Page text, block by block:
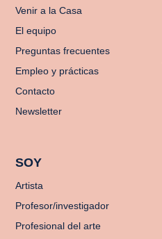
Venir a la Casa
El equipo
Preguntas frecuentes
Empleo y prácticas
Contacto
Newsletter
SOY
Artista
Profesor/investigador
Profesional del arte